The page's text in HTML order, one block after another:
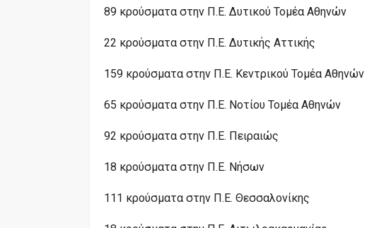
89 κρούσματα στην Π.Ε. Δυτικού Τομέα Αθηνών
22 κρούσματα στην Π.Ε. Δυτικής Αττικής
159 κρούσματα στην Π.Ε. Κεντρικού Τομέα Αθηνών
65 κρούσματα στην Π.Ε. Νοτίου Τομέα Αθηνών
92 κρούσματα στην Π.Ε. Πειραιώς
18 κρούσματα στην Π.Ε. Νήσων
111 κρούσματα στην Π.Ε. Θεσσαλονίκης